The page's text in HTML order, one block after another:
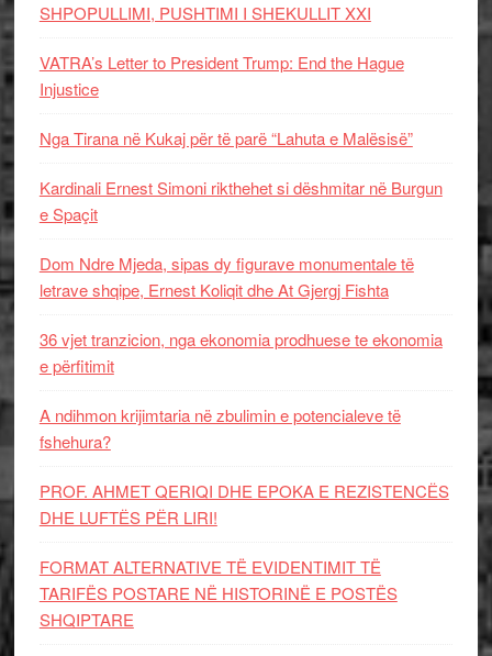
SHPOPULLIMI, PUSHTIMI I SHEKULLIT XXI
VATRA’s Letter to President Trump: End the Hague
Injustice
Nga Tirana në Kukaj për të parë “Lahuta e Malësisë”
Kardinali Ernest Simoni rikthehet si dëshmitar në Burgun
e Spaçit
Dom Ndre Mjeda, sipas dy figurave monumentale të
letrave shqipe, Ernest Koliqit dhe At Gjergj Fishta
36 vjet tranzicion, nga ekonomia prodhuese te ekonomia
e përfitimit
A ndihmon krijimtaria në zbulimin e potencialeve të
fshehura?
PROF. AHMET QERIQI DHE EPOKA E REZISTENCЁS
DHE LUFTЁS PЁR LIRI!
FORMAT ALTERNATIVE TË EVIDENTIMIT TË
TARIFËS POSTARE NË HISTORINË E POSTËS
SHQIPTARE